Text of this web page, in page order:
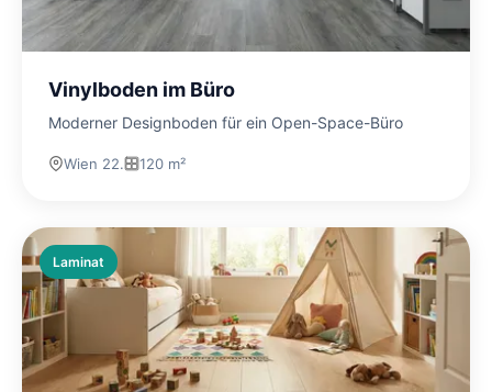
Vinylboden im Büro
Moderner Designboden für ein Open-Space-Büro
Wien 22. 120 m²
Laminat